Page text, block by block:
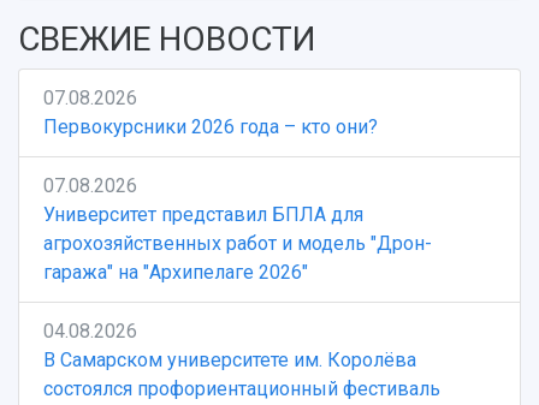
СВЕЖИЕ НОВОСТИ
07.08.2026
Первокурсники 2026 года – кто они?
07.08.2026
Университет представил БПЛА для
агрохозяйственных работ и модель "Дрон-
гаража" на "Архипелаге 2026"
04.08.2026
В Самарском университете им. Королёва
состоялся профориентационный фестиваль